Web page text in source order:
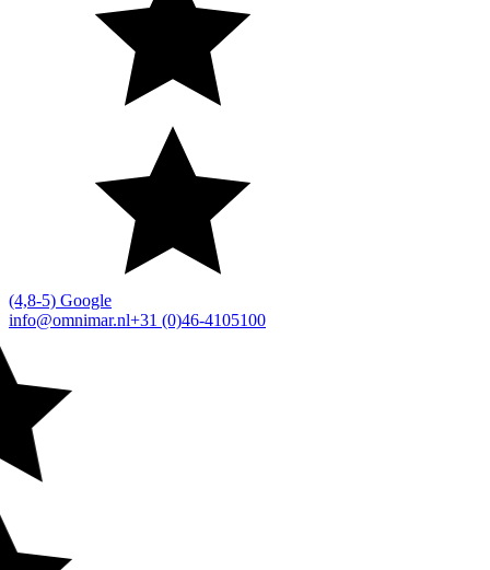
(4,8-5) Google
info@omnimar.nl+31 (0)46-4105100